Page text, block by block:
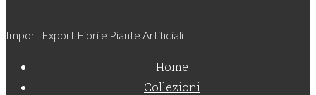
Import Export Fiori e Piante Artificiali
Home
Collezioni